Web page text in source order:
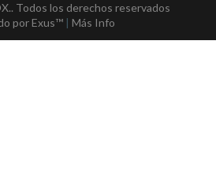
Todos los derechos reservados
por Exus™ | Más Info